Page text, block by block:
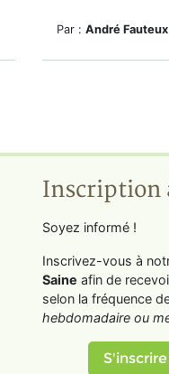
Par : André Fauteux
Soyez informé !
Inscrivez-vous à
Saine afin de
selon la fréquence
hebdomadaire ou